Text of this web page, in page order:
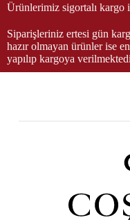
Ürünlerimiz sigortalı kargo
Siparişleriniz ertesi gün
hazır olmayan ürünler ise
yapılıp kargoya